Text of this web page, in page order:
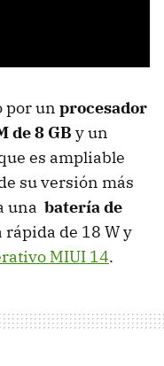
por un procesador
de 8 GB y un
es ampliable
su versión más
una batería de
rápida de 18 W y
MIUI 14.